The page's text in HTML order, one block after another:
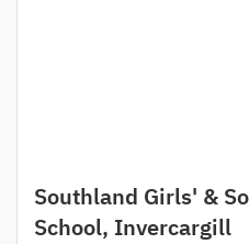
Southland Girls' &
School, Invercargill